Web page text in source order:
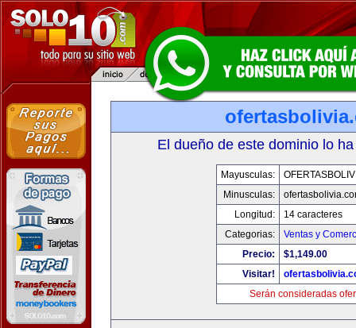
El dueño de este dominio lo
Mayusculas:
Minusculas:
Longitud:
14 caracteres
Categorias:
Ventas y
Precio:
$1,149.00
Visitar!
Serán consideradas